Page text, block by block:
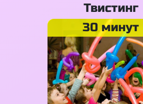
Твистинг
30 минут